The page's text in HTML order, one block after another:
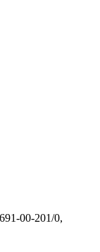
00-201/0,